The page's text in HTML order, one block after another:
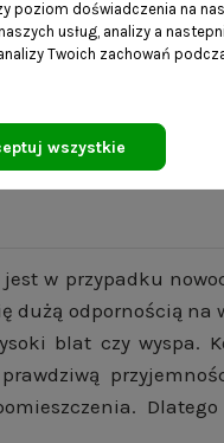
w przypadku
odpornością
blat czy wyspa.
poziom doświadczenia na
usług, analizy a
Twoich zachowań
wszystkie